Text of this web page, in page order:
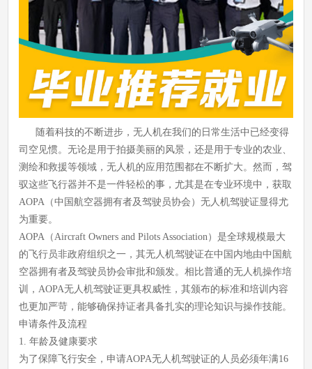
随着科技的不断进步，无人机在我们的日常生活中已经变得
司空见惯。无论是用于拍摄美丽的风景，还是用于专业的农业、
测绘和救援等领域，无人机的应用范围都在不断扩大。然而，驾
驭这些飞行器并不是一件轻松的事，尤其是在专业环境中，获取
AOPA（中国航空器拥有者及驾驶员协会）无人机驾驶证显得尤
为重要。
AOPA（Aircraft Owners and Pilots Association）是全球规模最大
的飞行员非政府组织之一，其无人机驾驶证在中国内地由中国航
空器拥有者及驾驶员协会审批和颁发。相比普通的无人机操作培
训，AOPA无人机驾驶证更具权威性，其颁布的标准和培训内容
也更加严苛，能够确保持证者具备扎实的理论知识与操作技能。
申请条件及流程
1. 年龄及健康要求
为了保障飞行安全，申请AOPA无人机驾驶证的人员必须年满16